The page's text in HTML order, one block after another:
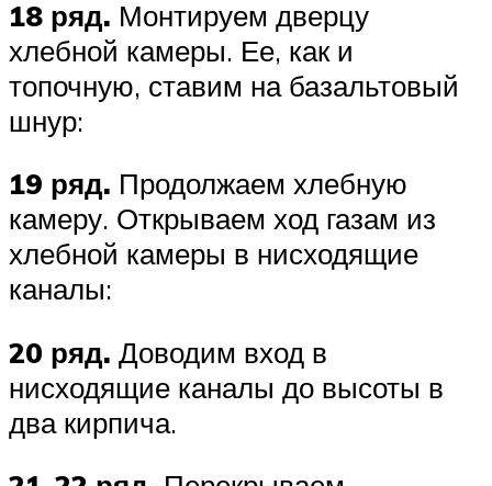
18 ряд. Монтируем дверцу
хлебной камеры. Ее, как и
топочную, ставим на базальтовый
шнур:
19 ряд. Продолжаем хлебную
камеру. Открываем ход газам из
хлебной камеры в нисходящие
каналы:
20 ряд. Доводим вход в
нисходящие каналы до высоты в
два кирпича.